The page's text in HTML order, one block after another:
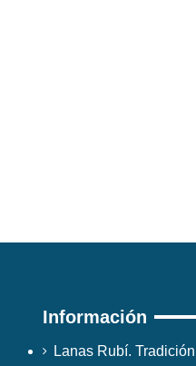
Información
Lanas Rubí.